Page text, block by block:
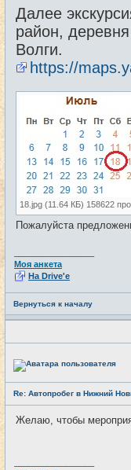
Далее
район,
Волги.
https://
18.jpg (11.64 КБ) 158622
Пожалуйста
Моя анкета
На Drive'e
Вернуться к началу
Н
е
е
т
и
Re: Автопробег в Нижний
Желаю, чтобы